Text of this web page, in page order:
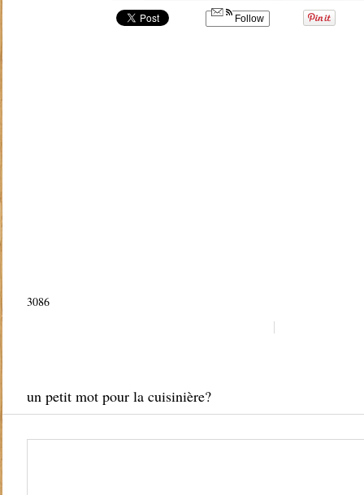
Follow
3086
un petit mot pour la cuisinière?